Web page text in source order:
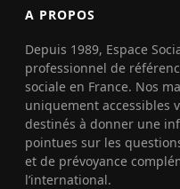
A PROPOS
Depuis 1989, Espace
professionnel de
sociale en France. Nos
uniquement accessibles
destinés à donner une
pointues sur les
et de prévoyance
l’international.